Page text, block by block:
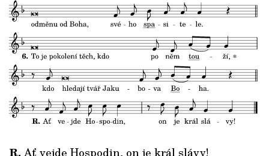
R. Ať vejde Hospodin, on je král slávy!